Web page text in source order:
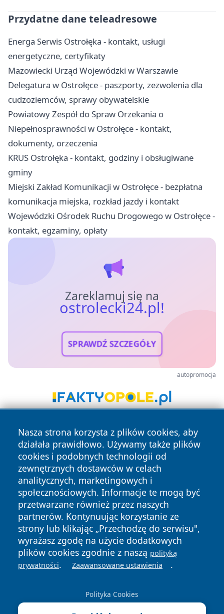
Przydatne dane teleadresowe
Energa Serwis Ostrołęka - kontakt, usługi
energetyczne, certyfikaty
Mazowiecki Urząd Wojewódzki w Warszawie
Delegatura w Ostrołęce - paszporty, zezwolenia dla
cudzoziemców, sprawy obywatelskie
Powiatowy Zespół do Spraw Orzekania o
Niepełnosprawności w Ostrołęce - kontakt,
dokumenty, orzeczenia
KRUS Ostrołęka - kontakt, godziny i obsługiwane
gminy
Miejski Zakład Komunikacji w Ostrołęce - bezpłatna
komunikacja miejska, rozkład jazdy i kontakt
Wojewódzki Ośrodek Ruchu Drogowego w Ostrołęce -
kontakt, egzaminy, opłaty
Zareklamuj się na
ostrolecki24.pl!
SPRAWDŹ SZCZEGÓŁY
autopromocja
Nasza strona korzysta z plików cookies, aby
działała prawidłowo. Używamy także plików
cookies i podobnych technologii od
zewnętrznych dostawców w celach
analitycznych, marketingowych i
społecznościowych. Informacje te mogą być
przetwarzane również przez naszych
partnerów. Kontynuując korzystanie ze
strony lub klikając „Przechodzę do serwisu",
wyrażasz zgodę na użycie dodatkowych
plików cookies zgodnie z naszą polityką
prywatności. Zaawansowane ustawienia .
Polityka Cookies
Copyright © 2026 ostrolecki24.pl Wszystkie prawa
zastrzeżone.
News Autorzy
Polityka
Prywatności
Polityka
Cookies